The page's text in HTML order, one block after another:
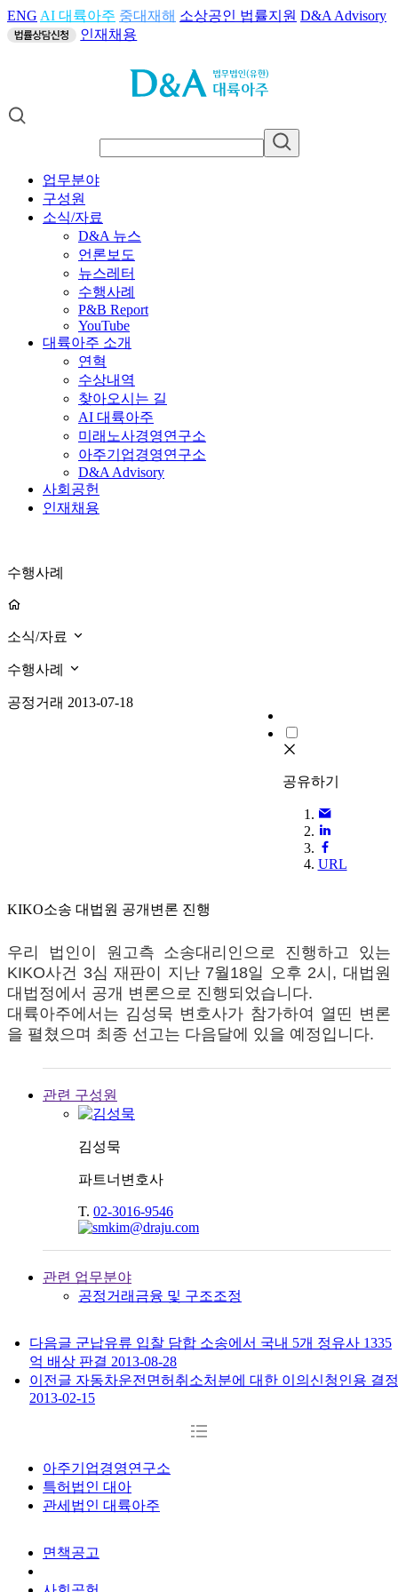
ENG AI 대륙아주 중대재해 소상공인 법률지원 D&A Advisory
인재채용
업무분야
구성원
소식/자료
D&A 뉴스
언론보도
뉴스레터
수행사례
P&B Report
YouTube
대륙아주 소개
연혁
수상내역
찾아오시는 길
AI 대륙아주
미래노사경영연구소
아주기업경영연구소
D&A Advisory
사회공헌
인재채용
수행사례
소식/자료
수행사례
공정거래 2013-07-18
공유하기
URL
KIKO소송 대법원 공개변론 진행
우리 법인이 원고측 소송대리인으로 진행하고 있는
KIKO사건 3심 재판이 지난 7월18일 오후 2시, 대법원
대법정에서 공개 변론으로 진행되었습니다.
대륙아주에서는 김성묵 변호사가 참가하여 열띤 변론
을 펼쳤으며 최종 선고는 다음달에 있을 예정입니다.
관련 구성원
김성묵
파트너변호사
T. 02-3016-9546
관련 업무분야
공정거래 금융 및 구조조정
다음글 군납유류 입찰 담합 소송에서 국내 5개 정유사 1335
억 배상 판결 2013-08-28
이전글 자동차운전면허취소처분에 대한 이의신청인용 결정
2013-02-15
아주기업경영연구소
특허법인 대아
관세법인 대륙아주
면책공고